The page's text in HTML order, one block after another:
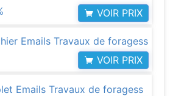
VOIR PRIX
Emails Travaux de foragess
VOIR PRIX
Emails Travaux de foragess